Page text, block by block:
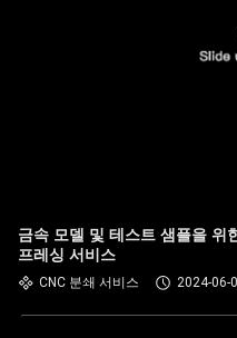
금속 모델 및 테스트 샘플을 위
프레싱 서비스
CNC 분쇄 서비스 2024-06-